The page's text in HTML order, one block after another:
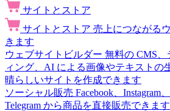
サイトとストア
サイトとストア 売上につながる
きます
ウェブサイトビルダー 無料の CMS
ィング、AI による画像やテキストの
晴らしいサイトを作成できます
ソーシャル販売 Facebook、Instagram
Telegram から商品を直接販売できます